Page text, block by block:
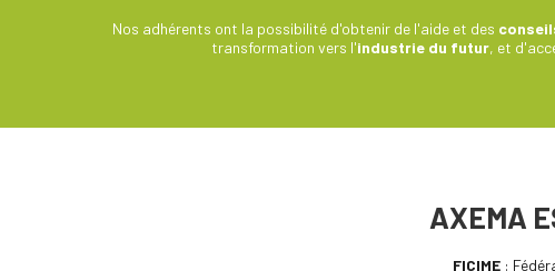
Nos adhérents ont la possibilité d'obtenir de l'aide et des
transformation vers l'industrie du futur, et
AXEMA
FICIME :